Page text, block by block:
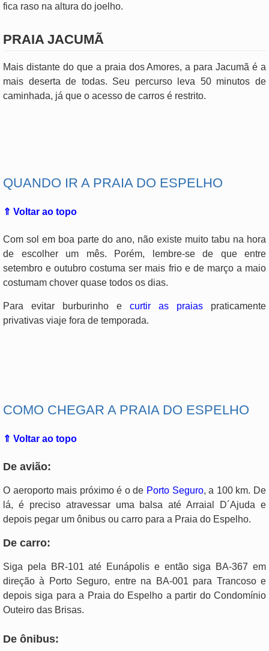
fica raso na altura do joelho.
PRAIA JACUMÃ
Mais distante do que a praia dos Amores, a para Jacumã é a
mais deserta de todas. Seu percurso leva 50 minutos de
caminhada, já que o acesso de carros é restrito.
QUANDO IR A PRAIA DO ESPELHO
⇑ Voltar ao topo
Com sol em boa parte do ano, não existe muito tabu na hora
de escolher um mês. Porém, lembre-se de que entre
setembro e outubro costuma ser mais frio e de março a maio
costumam chover quase todos os dias.
Para evitar burburinho e curtir as praias praticamente
privativas viaje fora de temporada.
COMO CHEGAR A PRAIA DO ESPELHO
⇑ Voltar ao topo
De avião:
O aeroporto mais próximo é o de Porto Seguro, a 100 km. De
lá, é preciso atravessar uma balsa até Arraial D´Ajuda e
depois pegar um ônibus ou carro para a Praia do Espelho.
De carro:
Siga pela BR-101 até Eunápolis e então siga BA-367 em
direção à Porto Seguro, entre na BA-001 para Trancoso e
depois siga para a Praia do Espelho a partir do Condomínio
Outeiro das Brisas.
De ônibus: